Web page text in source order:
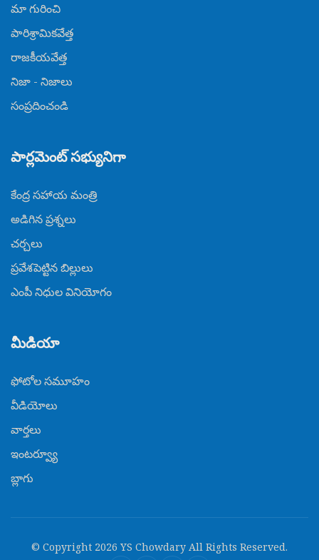
మా గురించి
పారిశ్రామికవేత్త
రాజకీయవేత్త
నిజా - నిజాలు
సంప్రదించండి
పార్లమెంట్ సభ్యునిగా
కేంద్ర సహాయ మంత్రి
అడిగిన ప్రశ్నలు
చర్చలు
ప్రవేశపెట్టిన బిల్లులు
ఎంపీ నిధుల వినియోగం
మీడియా
ఫోటోల సమూహం
వీడియోలు
వార్తలు
ఇంటర్వ్యూ
బ్లాగు
© Copyright 2026 YS Chowdary All Rights Reserved.